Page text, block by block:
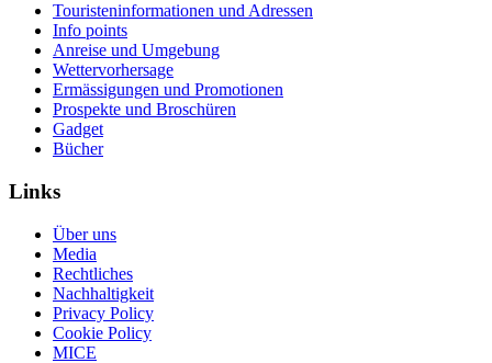
Touristeninformationen und Adressen
Info points
Anreise und Umgebung
Wettervorhersage
Ermässigungen und Promotionen
Prospekte und Broschüren
Gadget
Bücher
Links
Über uns
Media
Rechtliches
Nachhaltigkeit
Privacy Policy
Cookie Policy
MICE